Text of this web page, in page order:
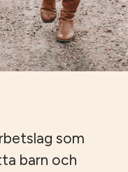
som
barn och